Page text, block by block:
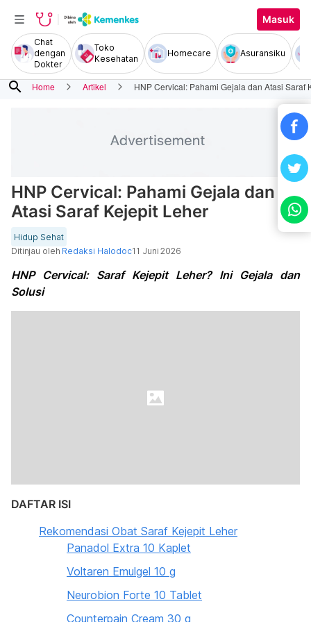
Masuk
Chat
dengan
Dokter
Toko
Kesehatan
Homecare Asuransiku
search Home Artikel HNP Cervical: Pahami Gejala dan Atasi Saraf
HNP Cervical: Pahami Gejala dan
Atasi Saraf Kejepit Leher
Hidup Sehat
Ditinjau oleh Redaksi Halodoc11 Juni 2026
HNP Cervical: Saraf Kejepit Leher? Ini Gejala dan
Solusi
DAFTAR ISI
Rekomendasi Obat Saraf Kejepit Leher
Panadol Extra 10 Kaplet
Voltaren Emulgel 10 g
Neurobion Forte 10 Tablet
Counterpain Cream 30 g